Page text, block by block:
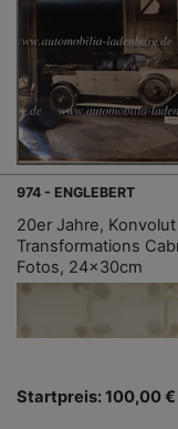
974 - ENGLEBERT
20er Jahre,
Transformations
Fotos, 24x30cm
Startpreis: 100,00 €